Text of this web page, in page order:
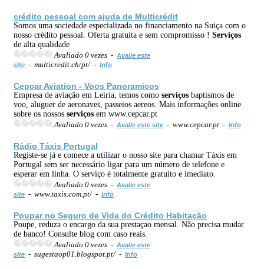
crédito pessoal com ajuda de Multicrédit
Somos uma sociedade especializada no financiamento na Suiça com o
nosso crédito pessoal. Oferta gratuita e sem compromisso ! Serviços
de alta qualidade
Avaliado 0 vezes - Avalie este
site - multicredit.ch/pt/ - Info
Cepcar Aviation - Voos Panoramicos
Empresa de aviação em Leiria, temos como serviços baptismos de
voo, aluguer de aeronaves, passeios aereos. Mais informações online
sobre os nossos serviços em www.cepcar.pt
Avaliado 0 vezes - Avalie este site - www.cepcar.pt - Info
Rádio Táxis Portugal
Registe-se já e comece a utilizar o nosso site para chamar Táxis em
Portugal sem ser necessário ligar para um número de telefone e
esperar em linha. O serviço é totalmente gratuito e imediato.
Avaliado 0 vezes - Avalie este
site - www.taxis.com.pt/ - Info
Poupar no Seguro de Vida do Crédito Habitação
Poupe, reduza o encargo da sua prestaçao mensal. Não precisa mudar
de banco! Consulte blog com caso reais.
Avaliado 0 vezes - Avalie este
site - sugestaop01.blogspot.pt/ - Info